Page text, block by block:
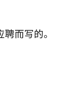
而写的。